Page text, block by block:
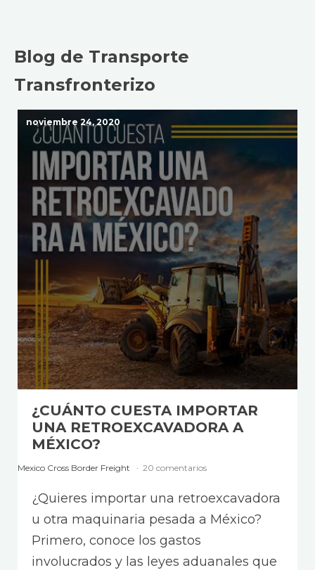
Blog de Transporte
Transfronterizo
noviembre 24, 2020
¿CUÁNTO CUESTA IMPORTAR
UNA RETROEXCAVADORA A
MÉXICO?
Mexico Cross Border Freight 20 comentarios
¿Quieres importar una retroexcavadora
u otra maquinaria pesada a México?
Primero, conoce los gastos
involucrados y las leyes aduanales que